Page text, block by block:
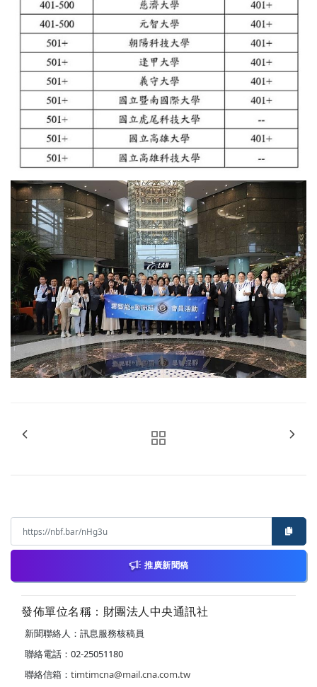
推廣新聞稿
發佈單位名稱：財團法人中央通訊社
新聞聯絡人：訊息服務核稿員
聯絡電話：02-25051180
聯絡信箱： timtimcna@mail.cna.com.tw